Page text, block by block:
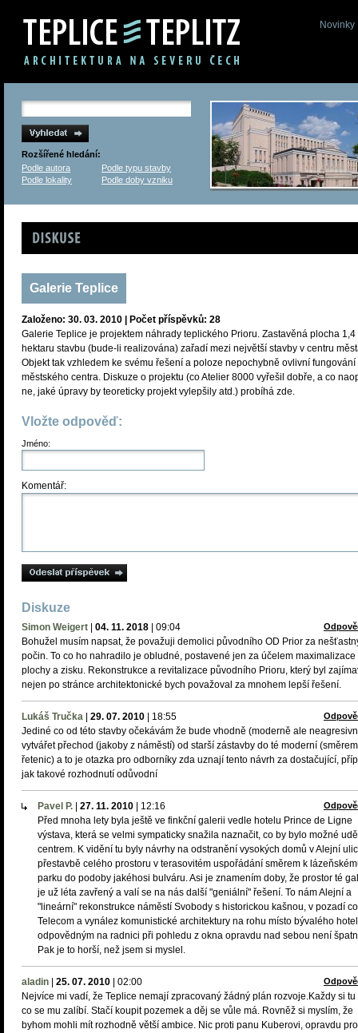
Novinky
Rozšířené hledání:
Podle autora
Podle typu stavby
Podle lokality
Podle doby vzniku
Diskuse
Galerie Teplice
Založeno: 30. 03. 2010 | Počet příspěvků: 28
Galerie Teplice je projektem náhrady teplického Prioru. Zastavěná plocha 1,4
hektaru stavbu (bude-li realizována) zařadí mezi největší stavby v centru
Objekt tak vzhledem ke svému řešení a poloze nepochybně ovlivní fungování
městského centra. Diskuze o projektu (co Atelier 8000 vyřešil dobře, a co
ne, jaké úpravy by teoreticky projekt vylepšily atd.) probíhá zde.
Vložte odpověď:
Jméno:
Komentář:
Diskuze
Simon Weigert 04. 11. 2018 09:04
Bohužel musím napsat, že považuji demolici původního OD Prior za
počin. To co ho nahradilo je obludné, postavené jen za účelem maximalizace
plochy a zisku. Rekonstrukce a revitalizace původního Prioru, který byl
nejen po stránce architektonické bych považoval za mnohem lepší řešení.
Lukáš Tručka 29. 07. 2010 18:55
Jediné co od této stavby očekávám že bude vhodně (moderně ale
vytvářet přechod (jakoby z náměstí) od starší zástavby do té moderní
řetenic) a to je otazka pro odborníky zda uznají tento návrh za dostačující,
jak takové rozhodnutí odůvodní
Pavel P. 27. 11. 2010 12:16
Před mnoha lety byla ještě ve finkční galerii vedle hotelu Prince de Ligne
výstava, která se velmi sympaticky snažila naznačit, co by bylo možné
centrem. K vidění tu byly návrhy na odstranění vysokých domů v Alejní
přestavbě celého prostoru v terasovitém uspořádání směrem k
parku do podoby jakéhosi bulváru. Asi je znamením doby, že prostor té
je už léta zavřený a valí se na nás další "geniální" řešení. To nám Alejní a
"lineární" rekonstrukce náměstí Svobody s historickou kašnou, v pozadí
Telecom a vynález komunistické architektury na rohu místo bývalého
odpovědným na radnici při pohledu z okna opravdu nad sebou není
Pak je to horší, než jsem si myslel.
aladin 25. 07. 2010 02:00
Nejvíce mi vadí, že Teplice nemají zpracovaný žádný plán rozvoje.Každy si
co se mu zalíbí. Stačí koupit pozemek a děj se vůle má. Rovněž si myslím, že
byhom mohli mít rozhodně větší ambice. Nic proti panu Kuberovi, opravdu pro